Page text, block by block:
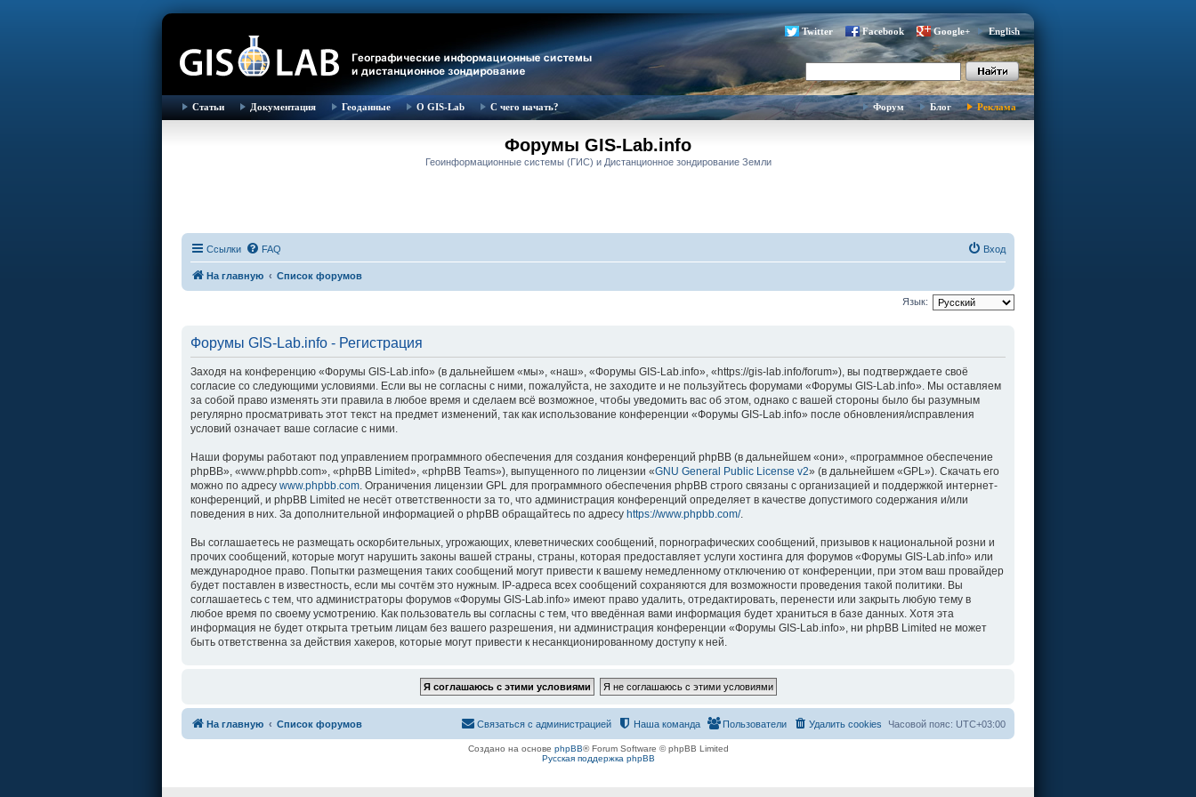
Twitter Facebook Google+ English
Статьи Документация Геоданные О GIS-Lab С чего начать? Форум Блог Реклама
Форумы GIS-Lab.info
Геоинформационные системы (ГИС) и Дистанционное зондирование Земли
Ссылки FAQ Вход
На главную Список форумов
Язык:
Форумы GIS-Lab.info - Регистрация
Заходя на конференцию «Форумы GIS-Lab.info» (в дальнейшем «мы», «наш», «Форумы GIS-Lab.info», «https://gis-lab.info/forum»), вы подтверждаете своё
согласие со следующими условиями. Если вы не согласны с ними, пожалуйста, не заходите и не пользуйтесь форумами «Форумы GIS-Lab.info». Мы оставляем
за собой право изменять эти правила в любое время и сделаем всё возможное, чтобы уведомить вас об этом, однако с вашей стороны было бы разумным
регулярно просматривать этот текст на предмет изменений, так как использование конференции «Форумы GIS-Lab.info» после обновления/исправления
условий означает ваше согласие с ними.
Наши форумы работают под управлением программного обеспечения для создания конференций phpBB (в дальнейшем «они», «программное обеспечение
phpBB», «www.phpbb.com», «phpBB Limited», «phpBB Teams»), выпущенного по лицензии «GNU General Public License v2» (в дальнейшем «GPL»). Скачать его
можно по адресу www.phpbb.com . Ограничения лицензии GPL для программного обеспечения phpBB строго связаны с организацией и поддержкой интернет-
конференций, и phpBB Limited не несёт ответственности за то, что администрация конференций определяет в качестве допустимого содержания и/или
поведения в них. За дополнительной информацией о phpBB обращайтесь по адресу https://www.phpbb.com/.
Вы соглашаетесь не размещать оскорбительных, угрожающих, клеветнических сообщений, порнографических сообщений, призывов к национальной розни и
прочих сообщений, которые могут нарушить законы вашей страны, страны, которая предоставляет услуги хостинга для форумов «Форумы GIS-Lab.info» или
международное право. Попытки размещения таких сообщений могут привести к вашему немедленному отключению от конференции, при этом ваш провайдер
будет поставлен в известность, если мы сочтём это нужным. IP-адреса всех сообщений сохраняются для возможности проведения такой политики. Вы
соглашаетесь с тем, что администраторы форумов «Форумы GIS-Lab.info» имеют право удалить, отредактировать, перенести или закрыть любую тему в
любое время по своему усмотрению. Как пользователь вы согласны с тем, что введённая вами информация будет храниться в базе данных. Хотя эта
информация не будет открыта третьим лицам без вашего разрешения, ни администрация конференции «Форумы GIS-Lab.info», ни phpBB Limited не может
быть ответственна за действия хакеров, которые могут привести к несанкционированному доступу к ней.
На главную Список форумов Часовой пояс: UTC+03:00
Удалить cookies
Пользователи
Наша команда
Связаться с администрацией
Создано на основе phpBB® Forum Software © phpBB Limited
Русская поддержка phpBB